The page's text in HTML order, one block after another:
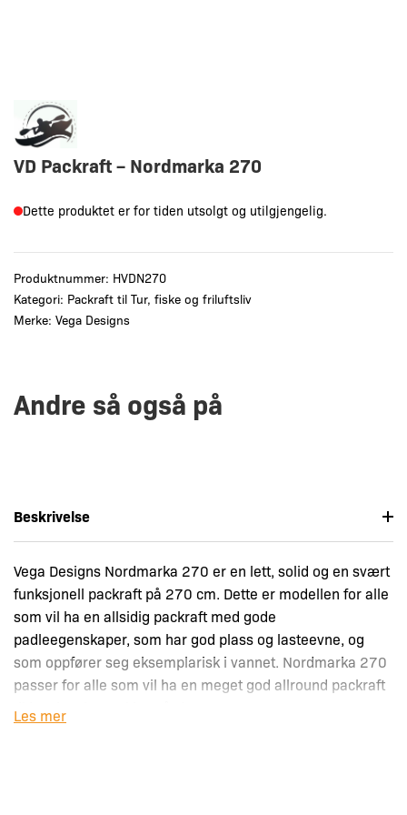
VD Packraft – Nordmarka 270
Dette produktet er for tiden utsolgt og utilgjengelig.
Produktnummer: HVDN270
Kategori: Packraft til Tur, fiske og friluftsliv
Merke: Vega Designs
Andre så også på
Beskrivelse
Vega Designs Nordmarka 270 er en lett, solid og en svært
funksjonell packraft på 270 cm. Dette er modellen for alle
som vil ha en allsidig packraft med gode
padleegenskaper, som har god plass og lasteevne, og
som oppfører seg eksemplarisk i vannet. Nordmarka 270
passer for alle som vil ha en meget god allround packraft
til innsjø, elv og skjærgård.
Les mer